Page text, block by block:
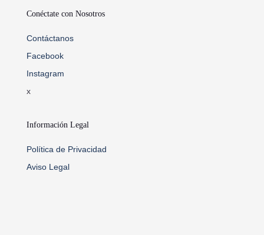
Conéctate con Nosotros
Contáctanos
Facebook
Instagram
x
Información Legal
Política de Privacidad
Aviso Legal